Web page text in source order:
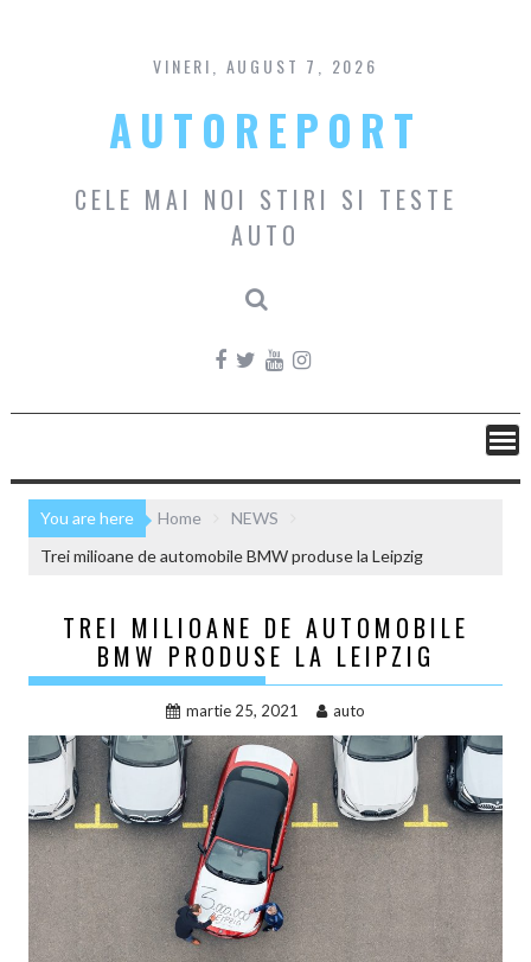
content
VINERI, AUGUST 7, 2026
AUTOREPORT
CELE MAI NOI STIRI SI TESTE
AUTO
You are here Home
NEWS
Trei milioane de automobile BMW produse la Leipzig
TREI MILIOANE DE AUTOMOBILE
BMW PRODUSE LA LEIPZIG
martie 25, 2021 auto